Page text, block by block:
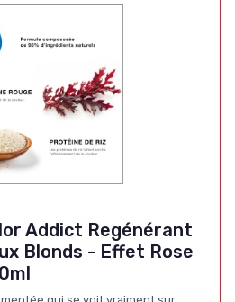
Addict Regénérant
Blonds - Effet Rose